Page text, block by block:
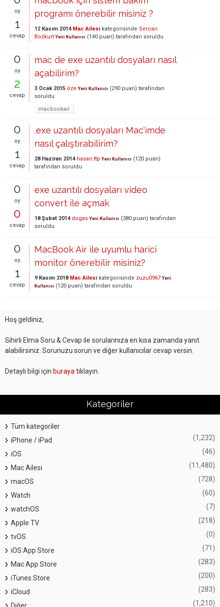
oy
1
cevap
programı önerebilir misiniz ?
12 Kasım 2014 Mac Ailesi kategorisinde Sercan
Bozkurt Yeni Kullanıcı (140 puan) tarafından soruldu
0
oy
2
cevap
mac de exe uzantılı dosyaları nasıl
açabilirim?
3 Ocak 2015 öze Yeni Kullanıcı (290 puan) tarafından
soruldu
macbookair
0
oy
1
cevap
.exe uzantılı dosyaları Mac'imde
nasıl çalıştırabilirim?
28 Haziran 2014 hasan.ttp Yeni Kullanıcı (120 puan)
tarafından soruldu
0
oy
0
cevap
exe uzantılı dosyaları video
convert ile açmak
18 Şubat 2014 dogas Yeni Kullanıcı (380 puan) tarafından
soruldu
0
oy
1
cevap
MacBook Air ile uyumlu harici
monitor önerebilir misiniz?
9 Kasım 2018 Mac Ailesi kategorisinde zuzu0967 Yeni
Kullanıcı (120 puan) tarafından soruldu
Hoş geldiniz,
Sihirli Elma Soru & Cevap ile sorularınıza en kısa zamanda yanıt
alabilirsiniz. Sorunuzu sorun ve diğer kullanıcılar cevap versin.
Detaylı bilgi için buraya tıklayın.
Kategoriler
Tüm kategoriler
iPhone / iPad
(1,232)
iOS (46)
Mac Ailesi (11,480)
macOS (728)
Watch (60)
watchOS (7)
Apple TV (218)
tvOS (0)
iOS App Store (71)
Mac App Store (283)
iTunes Store (200)
iCloud (283)
(1,210)